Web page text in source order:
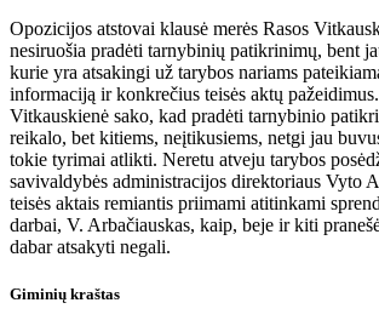
Opozicijos atstovai klausė merės Rasos
nesiruošia pradėti tarnybinių patikrinimų, bent
kurie yra atsakingi už tarybos nariams
informaciją ir konkrečius teisės aktų
Vitkauskienė sako, kad pradėti tarnybinio
reikalo, bet kitiems, neįtikusiems, netgi jau
tokie tyrimai atlikti. Neretu atveju tarybos
savivaldybės administracijos direktoriaus Vyto
teisės aktais remiantis priimami atitinkami
darbai, V. Arbačiauskas, kaip, beje ir kiti
dabar atsakyti negali.
Giminių kraštas